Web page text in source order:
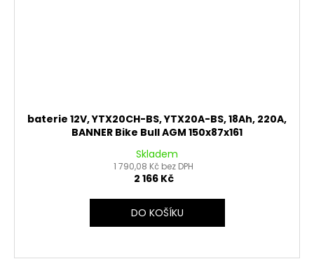
baterie 12V, YTX20CH-BS, YTX20A-BS, 18Ah, 220A,
BANNER Bike Bull AGM 150x87x161
Skladem
1 790,08 Kč bez DPH
2 166 Kč
DO KOŠÍKU